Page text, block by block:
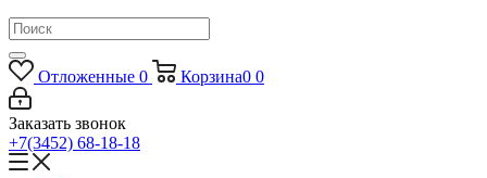
Отложенные 0 Корзина0 0
Заказать звонок
+7(3452) 68-18-18